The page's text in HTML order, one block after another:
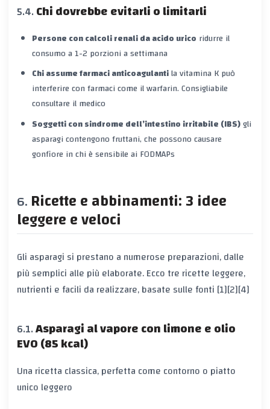
Chi dovrebbe evitarli o limitarli
Persone con calcoli renali da acido urico ridurre il
consumo a 1-2 porzioni a settimana
Chi assume farmaci anticoagulantila vitamina K può
interferire con farmaci come il warfarin. Consigliabile
consultare il medico
Soggetti con sindrome dell’intestino irritabile (IBS)gli
asparagi contengono fruttani, che possono causare
gonfiore in chi è sensibile ai FODMAPs
Ricette e abbinamenti: 3 idee
leggere e veloci
Gli asparagi si prestano a numerose preparazioni, dalle
più semplici alle più elaborate. Ecco tre ricette leggere,
nutrienti e facili da realizzare, basate sulle fonti [1][2][4]
Asparagi al vapore con limone e olio
EVO (85 kcal)
Una ricetta classica, perfetta come contorno o piatto
unico leggero